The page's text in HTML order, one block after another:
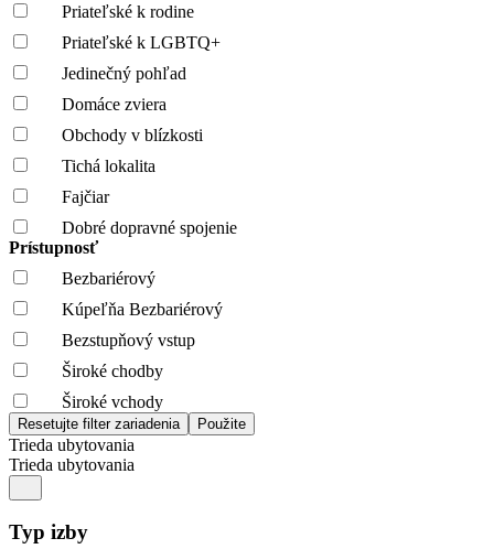
Priateľské k rodine
Priateľské k LGBTQ+
Jedinečný pohľad
Domáce zviera
Obchody v blízkosti
Tichá lokalita
Fajčiar
Dobré dopravné spojenie
Prístupnosť
Bezbariérový
Kúpeľňa Bezbariérový
Bezstupňový vstup
Široké chodby
Široké vchody
Trieda ubytovania
Trieda ubytovania
Typ izby